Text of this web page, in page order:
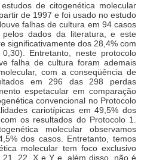
de citogenética molecular
de 1997 e foi usado no estudo
falhas de cultura em 94 casos
pelos dados da literatura, e este
significativamente dos 28,4% com
Entretanto, neste protocolo
falha de cultura foram ademais
com a conseqüência de
em 296 das 298 perdas
espetacular em comparação
convencional no Protocolo
cariotípicas em 49,5% dos
os resultados do Protocolo 1.
molecular observamos
dos casos. Entretanto, temos
molecular tem foco exclusivo
22, X e Y e, além disso, não é